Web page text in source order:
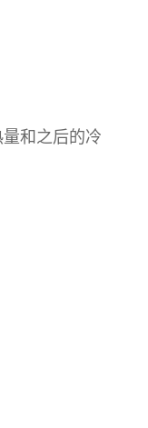
和之后的冷